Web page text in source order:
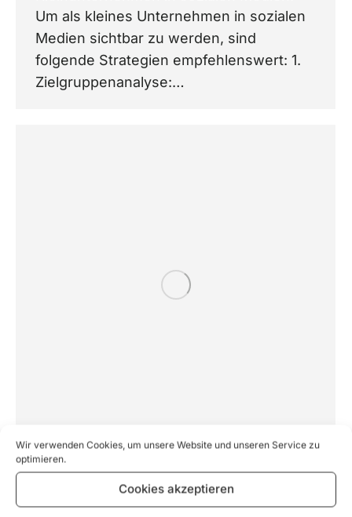
Wir verwenden Cookies, um unsere Website und unseren Service zu
optimieren.
Cookies akzeptieren
Um als kleines Unternehmen in sozialen
Medien sichtbar zu werden, sind
folgende Strategien empfehlenswert: 1.
Zielgruppenanalyse:…
Welche Rolle spielt SEO für lokale
Geschäfte und wie kann man eine lokale
SEO-Strategie optimieren?